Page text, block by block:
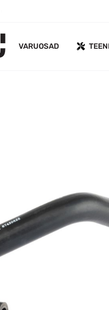
VARUOSAD